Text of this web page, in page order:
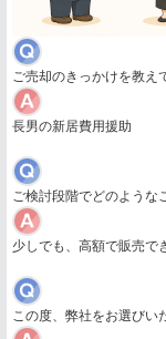
ご売却のきっかけを教え
長男の新居費用援助
ご検討段階でどのような
少しでも、高額で販売で
この度、弊社をお選びい